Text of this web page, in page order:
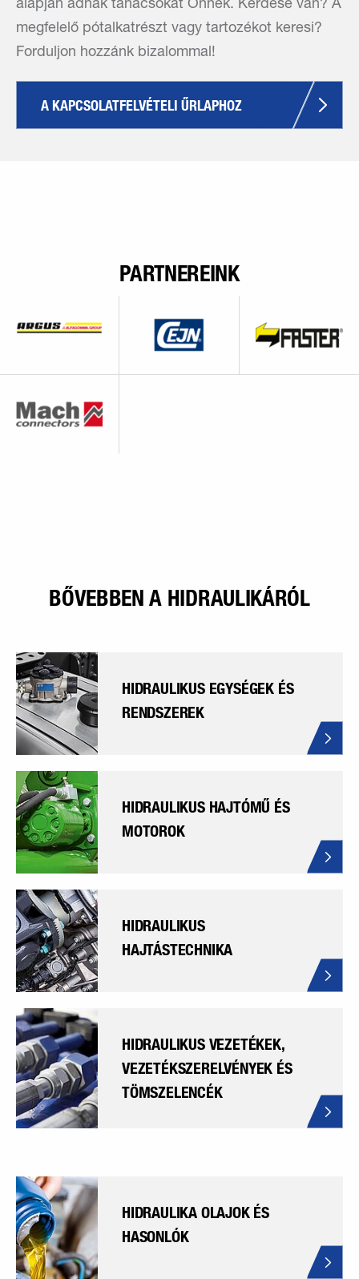
alapján adnak tanácsokat Önnek. Kérdése van? A
megfelelő pótalkatrészt vagy tartozékot keresi?
Forduljon hozzánk bizalommal!
A KAPCSOLATFELVÉTELI ŰRLAPHOZ
PARTNEREINK
BŐVEBBEN A HIDRAULIKÁRÓL
HIDRAULIKUS EGYSÉGEK ÉS
RENDSZEREK
HIDRAULIKUS HAJTÓMŰ ÉS
MOTOROK
HIDRAULIKUS
HAJTÁSTECHNIKA
HIDRAULIKUS VEZETÉKEK,
VEZETÉKSZERELVÉNYEK ÉS
TÖMSZELENCÉK
HIDRAULIKA OLAJOK ÉS
HASONLÓK